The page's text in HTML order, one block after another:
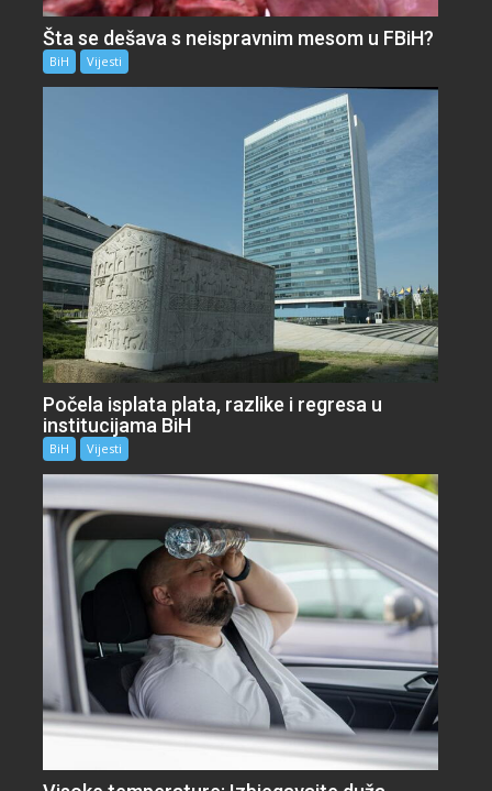
Šta se dešava s neispravnim mesom u FBiH?
BiH Vijesti
Počela isplata plata, razlike i regresa u
institucijama BiH
BiH Vijesti